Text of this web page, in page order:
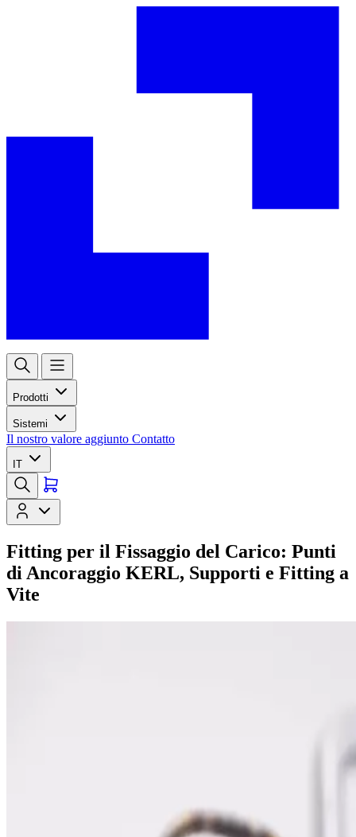
Prodotti
Sistemi
Il nostro valore aggiunto Contatto
IT
Fitting per il Fissaggio del Carico: Punti
di Ancoraggio KERL, Supporti e Fitting a
Vite